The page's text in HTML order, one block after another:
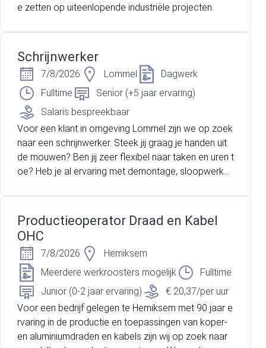
e zetten op uiteenlopende industriële projecten.
Schrijnwerker
7/8/2026 Lommel
Dagwerk
Fulltime
Senior (+5 jaar ervaring)
Salaris bespreekbaar
Voor een klant in omgeving Lommel zijn we op zoek
naar een schrijnwerker. Steek jij graag je handen uit
de mouwen? Ben jij zeer flexibel naar taken en uren t
oe? Heb je al ervaring met demontage, sloopwerke
Productieoperator Draad en Kabel
OHC
7/8/2026
Hemiksem
Meerdere werkroosters mogelijk
Fulltime
Junior (0-2 jaar ervaring)
€ 20,37/per uur
Voor een bedrijf gelegen te Hemiksem met 90 jaar e
rvaring in de productie en toepassingen van koper-
en aluminiumdraden en kabels zijn wij op zoek naar